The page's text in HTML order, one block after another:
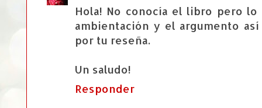
Hola! No conocía el libro pero
ambientación y el argumento
por tu reseña.
Un saludo!
Responder